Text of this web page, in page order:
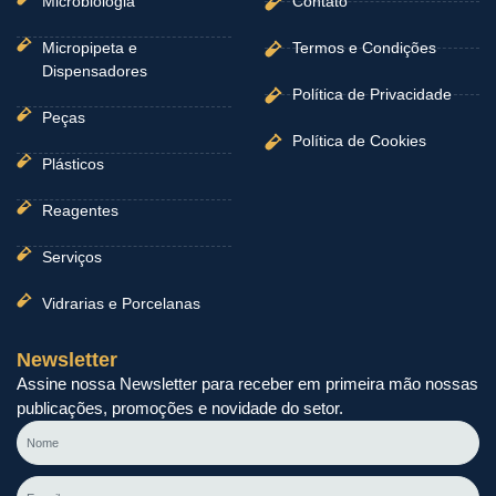
Micropipeta e
Dispensadores
Peças
Plásticos
Reagentes
Serviços
Vidrarias e Porcelanas
Termos e Condições
Política de Privacidade
Política de Cookies
Newsletter
Assine nossa Newsletter para receber em primeira mão nossas
publicações, promoções e novidade do setor.
Nome
E-